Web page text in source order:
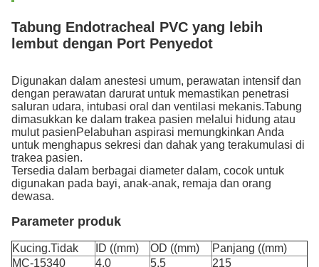
Tabung Endotracheal PVC yang lebih
lembut dengan Port Penyedot
Digunakan dalam anestesi umum, perawatan intensif dan
dengan perawatan darurat untuk memastikan penetrasi
saluran udara, intubasi oral dan ventilasi mekanis.Tabung
dimasukkan ke dalam trakea pasien melalui hidung atau
mulut pasienPelabuhan aspirasi memungkinkan Anda
untuk menghapus sekresi dan dahak yang terakumulasi di
trakea pasien.
Tersedia dalam berbagai diameter dalam, cocok untuk
digunakan pada bayi, anak-anak, remaja dan orang
dewasa.
Parameter produk
Kucing.Tidak ID ((mm) OD ((mm)
Panjang ((mm)
MC-15340
4.0 5.5 215